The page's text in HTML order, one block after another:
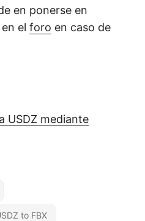
en ponerse en
el foro en caso de
USDZ mediante
to FBX